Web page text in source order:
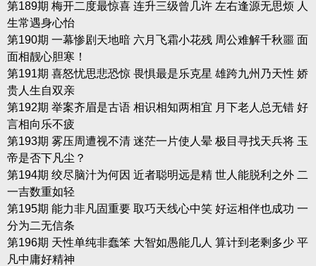
第189期 梅开二度最惊喜 连升三级曾几许 左右逢源无思烦 人
生常遇身心怡
第190期 一幕惨剧天地暗 六月飞霜小花残 周公难解千秋噩 面
面相靓心胆寒！
第191期 喜怒忧思悲恐惊 畏惧最是乐克星 雄跨九州乃天性 娇
贵人生自双亲
第192期 举案齐眉是古语 相识相知两相宜 月下老人总无错 好
言相向乐不疲
第193期 雾压周遭视不清 迷茫一片使人晕 极目寻找天兵将 玉
帝是否下凡尘？
第194期 绞尽脑汁为何因 近者聪明远是精 世人能脱利之外 二
一吉数重如轻
第195期 能力非凡固重要 取巧天线心中笑 好运相伴也成功 一
分为二无信条
第196期 天性单纯非蠢笨 大智如愚能几人 算计到老剩多少 平
凡中庸好精神